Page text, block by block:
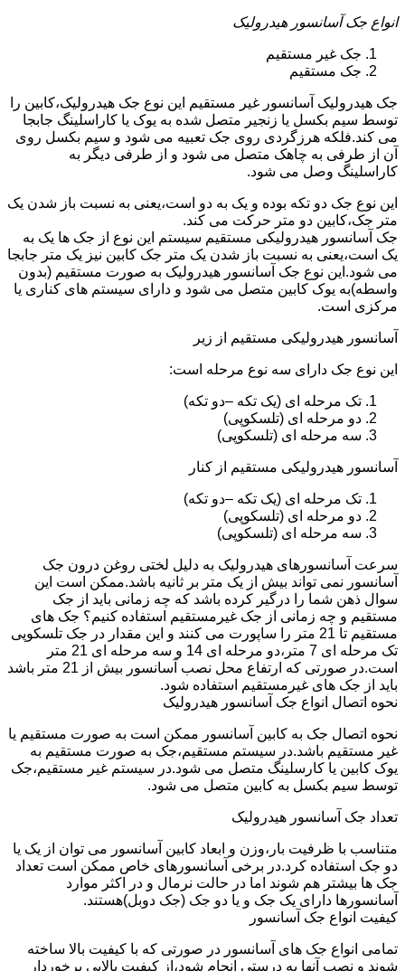
انواع جک آسانسور هیدرولیک
جک غیر مستقیم
جک مستقیم
جک هیدرولیک آسانسور غیر مستقیم این نوع جک هیدرولیک،کابین را
توسط سیم بکسل یا زنجیر متصل شده به یوک یا کاراسلینگ جابجا
می کند.فلکه هرزگردی روی جک تعبیه می شود و سیم بکسل روی
آن از طرفی به چاهک متصل می شود و از طرفی دیگر به
کاراسلینگ وصل می شود.
این نوع جک دو تکه بوده و یک به دو است،یعنی به نسبت باز شدن یک
متر جک،کابین دو متر حرکت می کند.
جک آسانسور هیدرولیکی مستقیم سیستم این نوع از جک ها یک به
یک است،یعنی به نسبت باز شدن یک متر جک کابین نیز یک متر جابجا
می شود.این نوع جک آسانسور هیدرولیک به صورت مستقیم (بدون
واسطه)به یوک کابین متصل می شود و دارای سیستم های کناری یا
مرکزی است.
آسانسور هیدرولیکی مستقیم از زیر
این نوع جک دارای سه نوع مرحله است:
تک مرحله ای (یک تکه –دو تکه)
دو مرحله ای (تلسکوپی)
سه مرحله ای (تلسکوپی)
آسانسور هیدرولیکی مستقیم از کنار
تک مرحله ای (یک تکه –دو تکه)
دو مرحله ای (تلسکوپی)
سه مرحله ای (تلسکوپی)
سرعت آسانسورهای هیدرولیک به دلیل لختی روغن درون جک
آسانسور نمی تواند بیش از یک متر بر ثانیه باشد.ممکن است این
سوال ذهن شما را درگیر کرده باشد که چه زمانی باید از جک
مستقیم و چه زمانی از جک غیرمستقیم استفاده کنیم؟ جک های
مستقیم تا 21 متر را ساپورت می کنند و این مقدار در جک تلسکوپی
تک مرحله ای 7 متر،دو مرحله ای 14 و سه مرحله ای 21 متر
است.در صورتی که ارتفاع محل نصب آسانسور بیش از 21 متر باشد
باید از جک های غیرمستقیم استفاده شود.
نحوه اتصال انواع جک آسانسور هیدرولیک
نحوه اتصال جک به کابین آسانسور ممکن است به صورت مستقیم یا
غیر مستقیم باشد.در سیستم مستقیم،جک به صورت مستقیم به
یوک کابین یا کارسلینگ متصل می شود.در سیستم غیر مستقیم،جک
توسط سیم بکسل به کابین متصل می شود.
تعداد جک آسانسور هیدرولیک
متناسب با ظرفیت بار،وزن و ابعاد کابین آسانسور می توان از یک یا
دو جک استفاده کرد.در برخی آسانسورهای خاص ممکن است تعداد
جک ها بیشتر هم شوند اما در حالت نرمال و در اکثر موارد
آسانسورها دارای یک جک و یا دو جک (جک دوبل)هستند.
کیفیت انواع جک آسانسور
تمامی انواع جک های آسانسور در صورتی که با کیفیت بالا ساخته
شوند و نصب آنها به درستی انجام شود،از کیفیت بالایی برخوردار